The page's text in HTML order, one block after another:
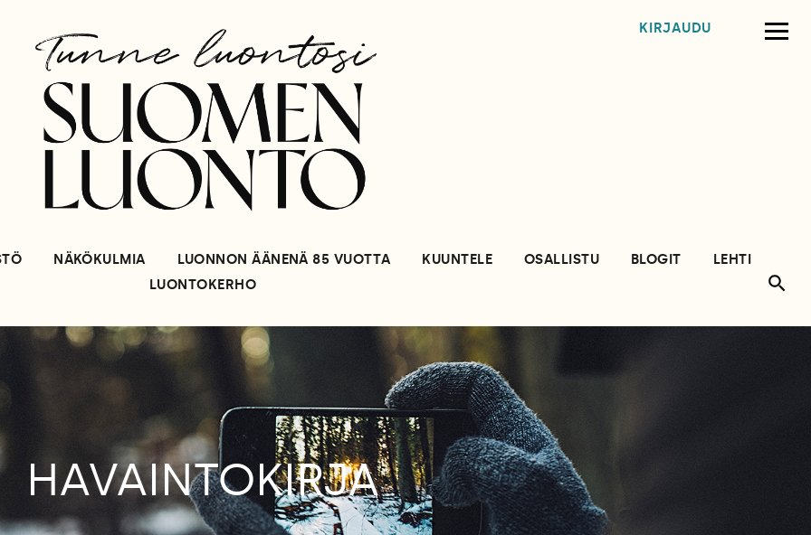
KIRJAUDU
NÄKÖKULMIA LUONNON ÄÄNENÄ 85 VUOTTA KUUNTELE OSALLISTU BLOGIT
LEHTI
LUONTOKERHO
HAVAINTOKIRJA